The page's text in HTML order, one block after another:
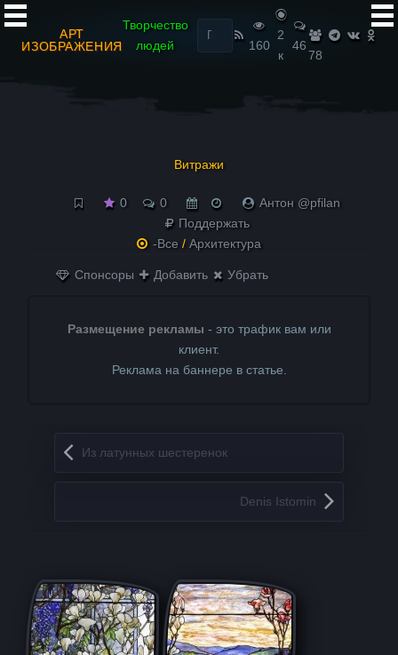
АРТ
ИЗОБРАЖЕНИЯ
Творчество
людей
Найти:
160
2
к
46
78
Витражи
0 0
Антон @pfilan
Поддержать
-Все / Архитектура
Спонсоры Добавить Убрать
Размещение рекламы - это трафик вам или
клиент.
Реклама на баннере в статье.
Запись навигация
Из латунных шестеренок
Denis Istomin